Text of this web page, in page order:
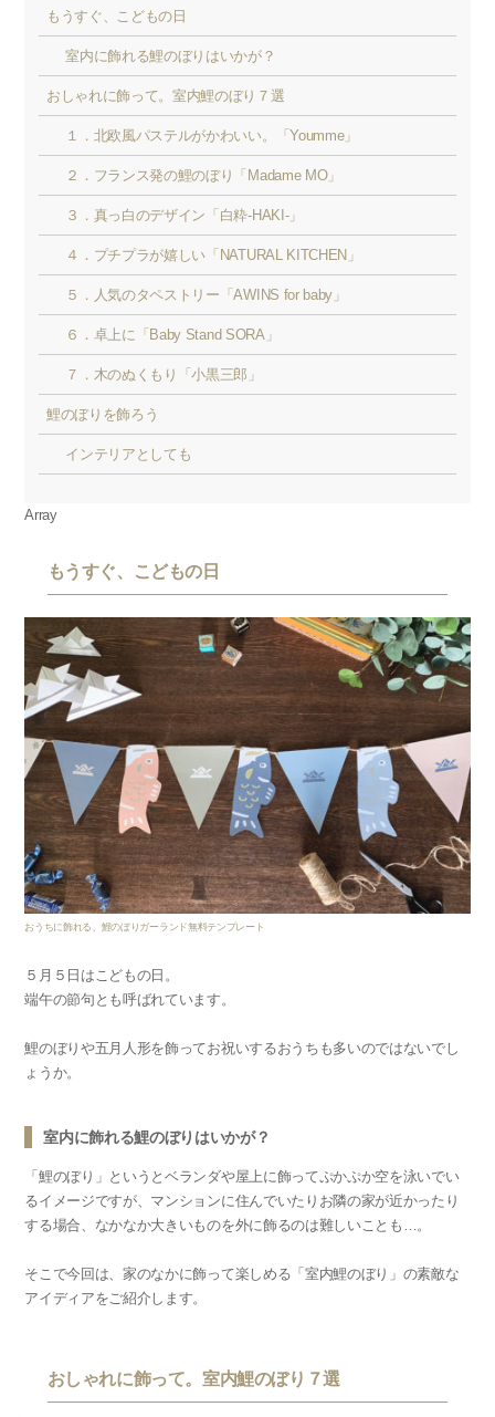
もうすぐ、こどもの日
室内に飾れる鯉のぼりはいかが？
おしゃれに飾って。室内鯉のぼり７選
１．北欧風パステルがかわいい。「Youmme」
２．フランス発の鯉のぼり「Madame MO」
３．真っ白のデザイン「白粋-HAKI-」
４．プチプラが嬉しい「NATURAL KITCHEN」
５．人気のタペストリー「AWINS for baby」
６．卓上に「Baby Stand SORA」
７．木のぬくもり「小黒三郎」
鯉のぼりを飾ろう
インテリアとしても
Array
もうすぐ、こどもの日
おうちに飾れる、鯉のぼりガーランド無料テンプレート
５月５日はこどもの日。
端午の節句とも呼ばれています。
鯉のぼりや五月人形を飾ってお祝いするおうちも多いのではないでし
ょうか。
室内に飾れる鯉のぼりはいかが？
「鯉のぼり」というとベランダや屋上に飾ってぷかぷか空を泳いでい
るイメージですが、マンションに住んでいたりお隣の家が近かったり
する場合、なかなか大きいものを外に飾るのは難しいことも…。
そこで今回は、家のなかに飾って楽しめる「室内鯉のぼり」の素敵な
アイディアをご紹介します。
おしゃれに飾って。室内鯉のぼり７選